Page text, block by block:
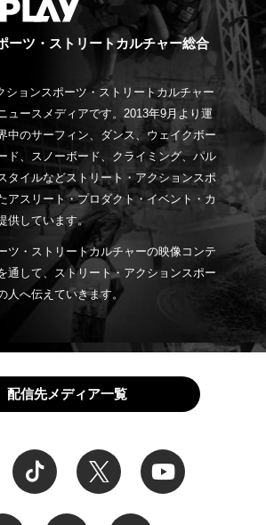
ーツ・ストリートカルチャー総合
ションスポーツ・ストリートカルチャー
ュースメディアです。2013年9月より運
中のサーフィン、ダンス、ウェイクボー
ド、スノーボード、クライミング、パル
タイルなどストリート・アクションスポ
アスリート・プロダクト・イベント・カ
供しています。
ツ・ストリートカルチャーの映像コンテ
通して、ストリート・アクションスポー
人へ伝えていきます。
配信先メディア一覧